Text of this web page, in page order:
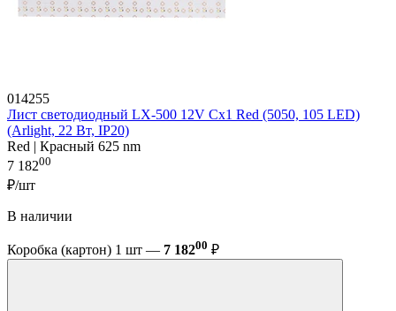
014255
Лист светодиодный LX-500 12V Cx1 Red (5050, 105 LED)
(Arlight, 22 Вт, IP20)
Red | Красный 625 nm
7 18200
₽/шт
В наличии
Коробка (картон) 1 шт — 7 18200 ₽